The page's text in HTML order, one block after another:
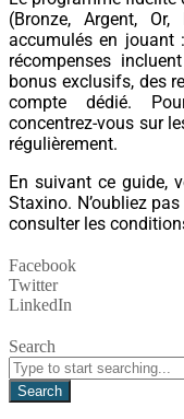
(Bronze, Argent,
accumulés en
récompenses
bonus exclusifs, des
compte dédié.
concentrez-vous sur
régulièrement.
En suivant ce guide,
Staxino. N’oubliez
consulter les
Facebook
Twitter
LinkedIn
Search
Search